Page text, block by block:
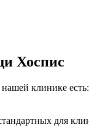
Хоспис
клинике
для